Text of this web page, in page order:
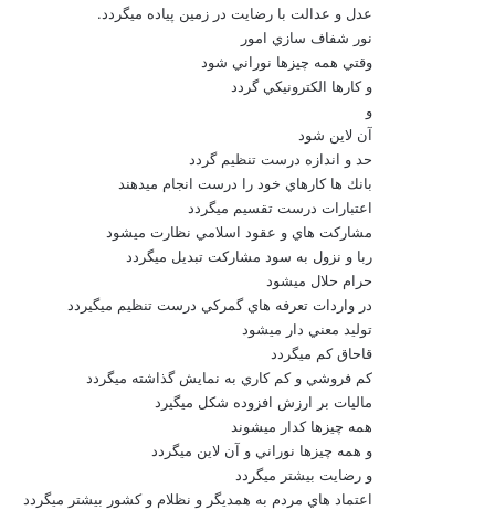
عدل و عدالت با رضايت در زمين پياده مي‏گردد.
نور شفاف سازي امور
وقتي همه چيزها نوراني شود
و كارها الكترونيكي گردد
و
آن لاين شود
حد و اندازه درست تنظيم گردد
بانك ها كارهاي خود را درست انجام مي‏دهند
اعتبارات درست تقسيم مي‏گردد
مشاركت هاي و عقود اسلامي نظارت مي‏شود
ربا و نزول به سود مشاركت تبديل مي‏گردد
حرام حلال مي‏شود
در واردات تعرفه هاي گمركي درست تنظيم مي‏گيردد
توليد معني دار مي‏شود
قاحاق كم مي‏گردد
كم فروشي و كم كاري به نمايش گذاشته مي‏گردد
ماليات بر ارزش افزوده شكل مي‏گيرد
همه چيزها كدار مي‏شوند
و همه چيزها نوراني و آن لاين مي‏گردد
و رضايت بيشتر مي‏گردد
اعتماد هاي مردم به همديگر و نظلام و كشور بيشتر مي‏گردد